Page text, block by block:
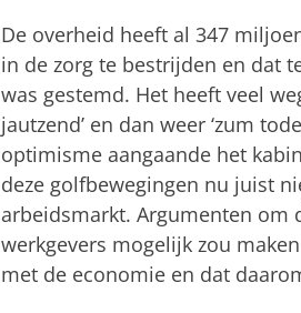
De overheid heeft al 347
in de zorg te bestrijden en dat
was gestemd. Het heeft veel
jautzend’ en dan weer ‘zum
optimisme aangaande het
deze golfbewegingen nu juist
arbeidsmarkt. Argumenten om
werkgevers mogelijk zou
met de economie en dat